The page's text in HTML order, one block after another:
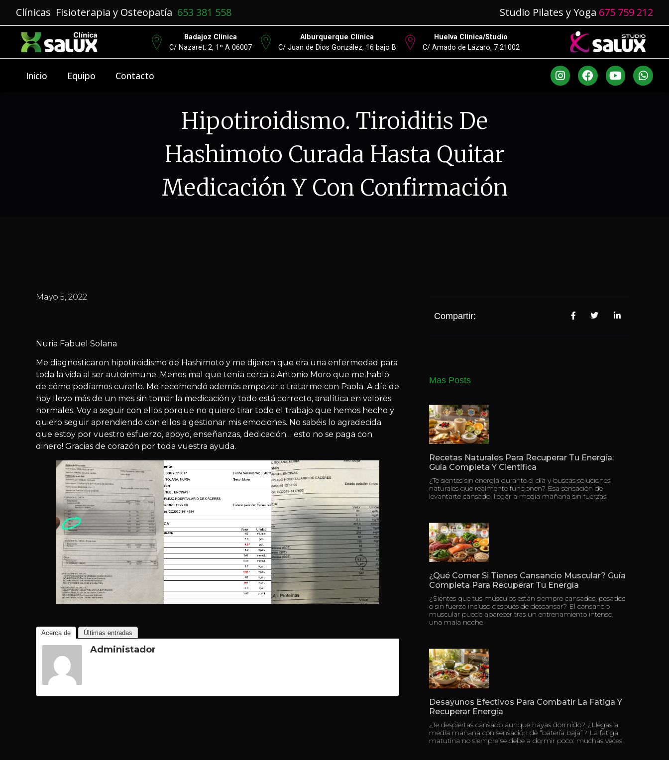
Clínicas Fisioterapia y Osteopatía 653 381 558 Studio Pilates y Yoga 675 759 212
Badajoz Clínica
C/ Nazaret, 2, 1º A 06007
Alburquerque Clínica
C/ Juan de Dios González, 16 bajo B
Huelva Clínica/Studio
C/ Amado de Lázaro, 7 21002
Inicio Equipo Contacto
Hipotiroidismo. Tiroiditis De
Hashimoto Curada Hasta Quitar
Medicación Y Con Confirmación
Mayo 5, 2022
Nuria Fabuel Solana
Me diagnosticaron hipotiroidismo de Hashimoto y me dijeron que era una enfermedad para
toda la vida al ser autoinmune. Menos mal que tenía cerca a Antonio Moro que me habló
de cómo podíamos curarlo. Me recomendó además empezar a tratarme con Paola. A día de
hoy llevo más de un mes sin tomar la medicación y todo está correcto, analítica en valores
normales. Voy a seguir con ellos porque no quiero tirar todo el trabajo que hemos hecho y
quiero seguir aprendiendo con ellos a gestionar mis emociones. No sabéis lo agradecida
que estoy por vuestro esfuerzo, apoyo, enseñanzas, dedicación… esto no se paga con
dinero! Gracias de corazón por toda vuestra ayuda.
Acerca de Últimas entradas
Administador
Compartir:
Mas Posts
Recetas Naturales Para Recuperar Tu Energía:
Guía Completa Y Científica
¿Te sientes sin energía durante el día y buscas soluciones
naturales que realmente funcionen? Esa sensación de
levantarte cansado, llegar a media mañana sin fuerzas
¿Qué Comer Si Tienes Cansancio Muscular? Guía
Completa Para Recuperar Tu Energía
¿Sientes que tus músculos están siempre cansados, pesados
o sin fuerza incluso después de descansar? El cansancio
muscular puede aparecer tras un entrenamiento intenso,
una mala noche
Desayunos Efectivos Para Combatir La Fatiga Y
Recuperar Energía
¿Te despiertas cansado aunque hayas dormido? ¿Llegas a
media mañana con sensación de “batería baja”? La fatiga
matutina no siempre se debe a dormir poco: muchas veces